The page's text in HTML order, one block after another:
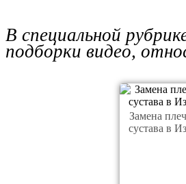
В специальной
подборки видео,
Замена
сустава в